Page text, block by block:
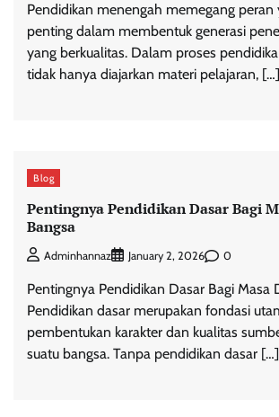
Pendidikan menengah memegang peran
penting dalam membentuk generasi
yang berkualitas. Dalam proses
tidak hanya diajarkan materi pelajaran, […]
Blog
Pentingnya Pendidikan Dasar Bagi
Bangsa
Adminhannaz January 2, 2026 0
Pentingnya Pendidikan Dasar Bagi Masa
Pendidikan dasar merupakan fondasi
pembentukan karakter dan kualitas
suatu bangsa. Tanpa pendidikan dasar […]